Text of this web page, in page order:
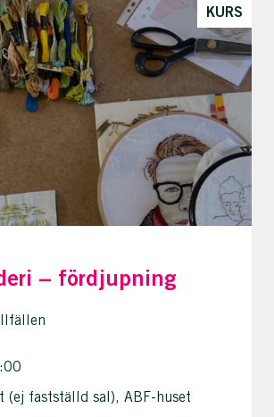
KURS
– fördjupning
(ej fastställd sal), ABF-huset